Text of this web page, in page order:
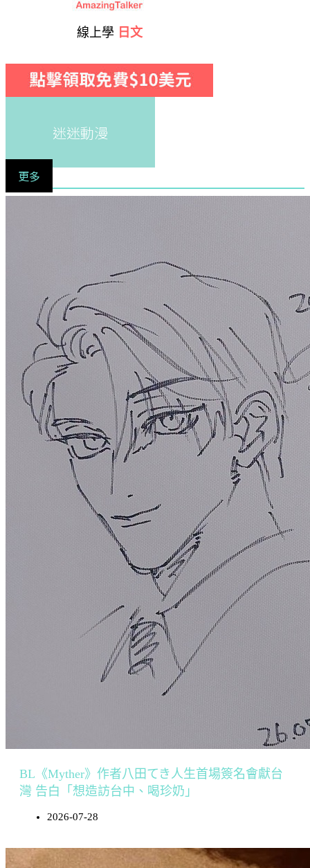
線上學 日文
迷迷動漫
更多
BL《Myther》作者八田てき人生首場簽名會獻台
灣 告白「想造訪台中、喝珍奶」
2026-07-28